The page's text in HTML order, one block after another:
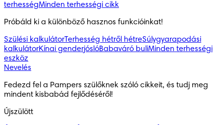
terhességMinden terhességi cikk
Próbáld ki a különböző hasznos funkcióinkat!
Szülési kalkulátorTerhesség hétről hétreSúlygyarapodási
kalkulátorKínai genderjóslóBabaváró buliMinden terhességi
eszköz
Nevelés
Fedezd fel a Pampers szülőknek szóló cikkeit, és tudj meg
mindent kisbabád fejlődéséről!
Újszülött